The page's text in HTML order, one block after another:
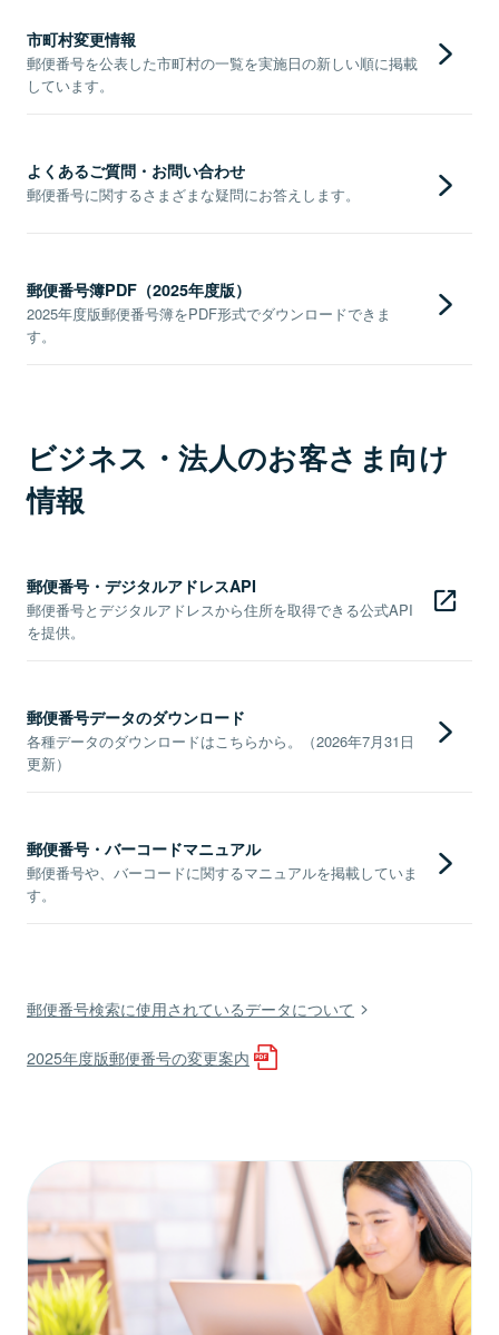
市町村変更情報
郵便番号を公表した市町村の一覧を実施日の新しい順に掲載
しています。
よくあるご質問・お問い合わせ
郵便番号に関するさまざまな疑問にお答えします。
郵便番号簿PDF（2025年度版）
2025年度版郵便番号簿をPDF形式でダウンロードできま
す。
ビジネス・法人のお客さま向け
情報
郵便番号・デジタルアドレスAPI
郵便番号とデジタルアドレスから住所を取得できる公式API
を提供。
郵便番号データのダウンロード
各種データのダウンロードはこちらから。（2026年7月31日
更新）
郵便番号・バーコードマニュアル
郵便番号や、バーコードに関するマニュアルを掲載していま
す。
郵便番号検索に使用されているデータについて
2025年度版郵便番号の変更案内